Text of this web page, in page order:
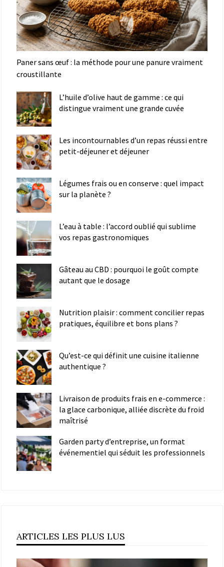
Paner sans œuf : la méthode pour une panure vraiment
croustillante
L’huile d’olive haut de gamme : ce qui
distingue vraiment une grande cuvée
Les incontournables d’un repas réussi entre
petit-déjeuner et déjeuner
Légumes frais ou en conserve : quel impact
sur la planète ?
L’eau à table : l’accord oublié qui sublime
vos repas gastronomiques
Gâteau au CBD : pourquoi le goût compte
autant que le dosage
Nutrition plaisir : comment concilier repas
pratiques, équilibre et bons plans ?
Qu’est-ce qui définit une cuisine italienne
authentique ?
Livraison de produits frais en e-commerce :
la glace carbonique, alliée discrète du froid
maîtrisé
Garden party d’entreprise, un format
événementiel qui séduit les professionnels
ARTICLES LES PLUS LUS